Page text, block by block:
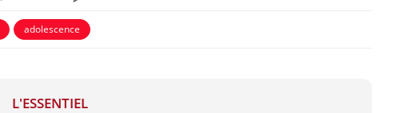
adolescence
L'ESSENTIEL